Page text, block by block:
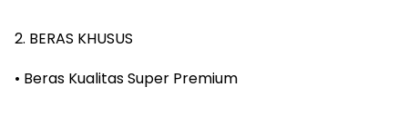
‎2. BERAS KHUSUS
‎• Beras Kualitas Super Premium